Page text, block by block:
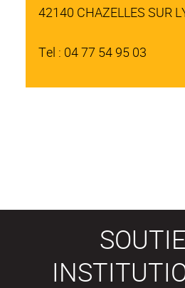
42140 CHAZELLES SUR
Tel : 04 77 54 95 03